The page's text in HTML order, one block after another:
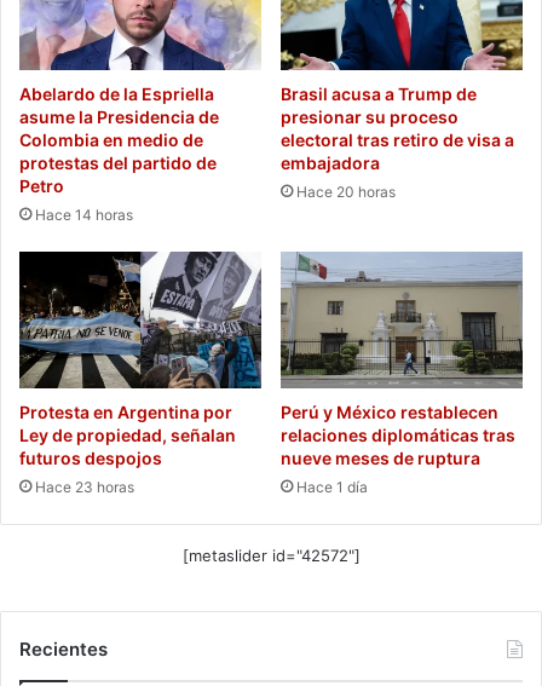
Abelardo de la Espriella
asume la Presidencia de
Colombia en medio de
protestas del partido de
Petro
Hace 14 horas
Brasil acusa a Trump de
presionar su proceso
electoral tras retiro de visa a
embajadora
Hace 20 horas
Protesta en Argentina por
Ley de propiedad, señalan
futuros despojos
Hace 23 horas
Perú y México restablecen
relaciones diplomáticas tras
nueve meses de ruptura
Hace 1 día
[metaslider id="42572"]
Recientes